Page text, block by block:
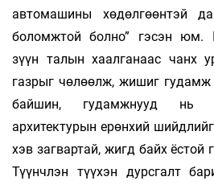
автомашины хөдөлгөөнтэй
боломжтой болно” гэсэн юм.
зүүн талын хаалганаас чанх
газрыг чөлөөлж, жишиг
байшин, гудамжнууд нь
архитектурын ерөнхий
хэв загвартай, жигд байх ёстой
Түүнчлэн түүхэн дурсгалт